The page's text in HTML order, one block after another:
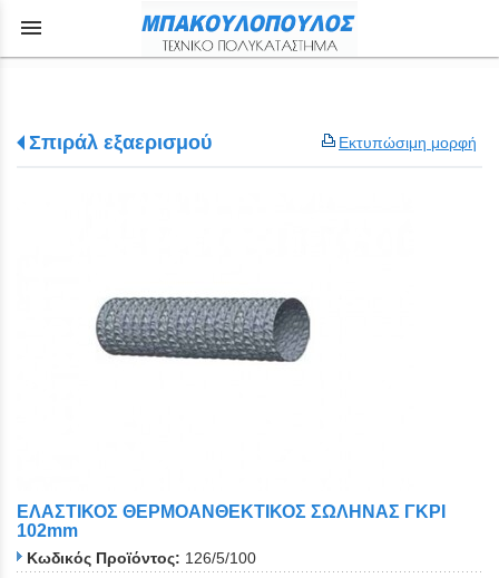
menu
Εκτυπώσιμη μορφή
Σπιράλ εξαερισμού
ΕΛΑΣΤΙΚΟΣ ΘΕΡΜΟΑΝΘΕΚΤΙΚΟΣ ΣΩΛΗΝΑΣ ΓΚΡΙ
102mm
Κωδικός Προϊόντος: 126/5/100